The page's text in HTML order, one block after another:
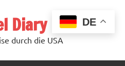
Diary USA
durch die USA
DE